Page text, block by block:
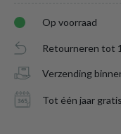
Op voorraad
Retourneren tot
Verzending
Tot één jaar